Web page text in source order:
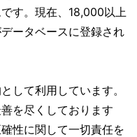
す。現在、18,000以上
ータベースに登録され
して利用しています。
を尽くしております
性に関して一切責任を